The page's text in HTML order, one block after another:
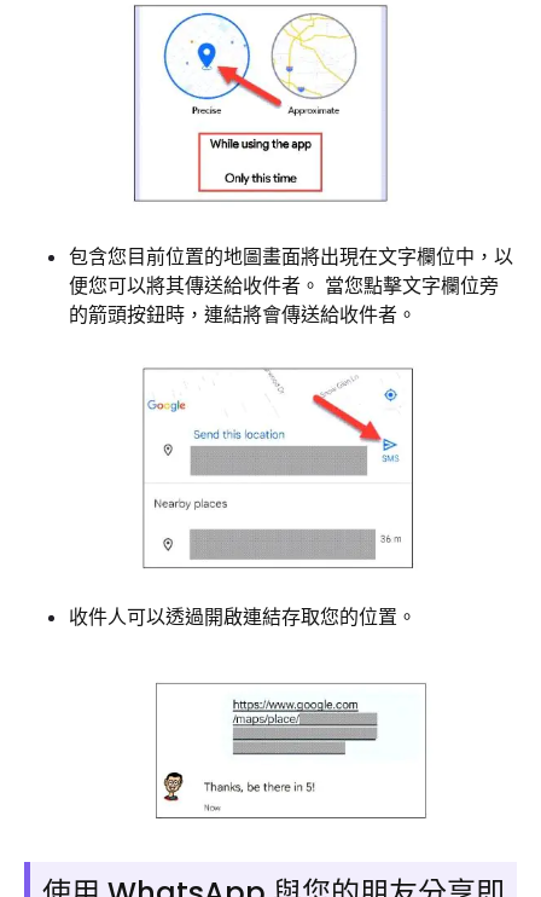
包含您目前位置的地圖畫面將出現在文字欄位中，以
便您可以將其傳送給收件者。 當您點擊文字欄位旁
的箭頭按鈕時，連結將會傳送給收件者。
收件人可以透過開啟連結存取您的位置。